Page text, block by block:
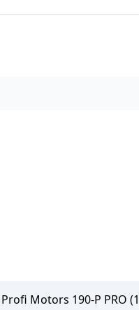
Motors 190-P PRO